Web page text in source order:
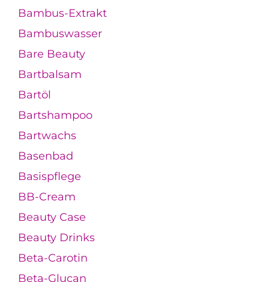
Bambus-Extrakt
Bambuswasser
Bare Beauty
Bartbalsam
Bartöl
Bartshampoo
Bartwachs
Basenbad
Basispflege
BB-Cream
Beauty Case
Beauty Drinks
Beta-Carotin
Beta-Glucan